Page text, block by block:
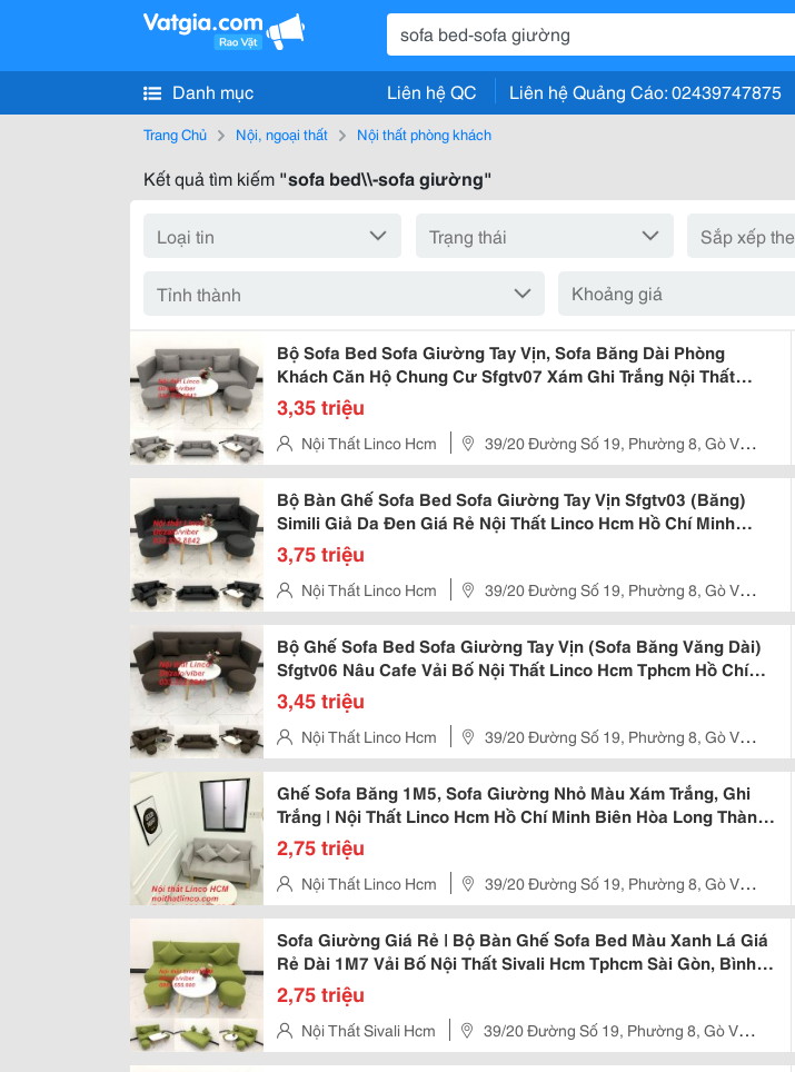
Danh mục Liên hệ QC Liên hệ Quảng Cáo: 02439747875
Trang Chủ Nội, ngoại thất Nội thất phòng khách
Kết quả tìm kiếm "sofa bed\\-sofa giường"
Khoảng giá
Bộ Sofa Bed Sofa Giường Tay Vịn, Sofa Băng Dài Phòng
Khách Căn Hộ Chung Cư Sfgtv07 Xám Ghi Trắng Nội Thất
Linco Hcm Tphcm Sài Gòn
3,35 triệu
Nội Thất Linco Hcm
39/20 Đường Số 19, Phường 8, Gò Vấp,
Hcm (Đối Diện Cổng Chính Mercedes Quang Trung)
Bộ Bàn Ghế Sofa Bed Sofa Giường Tay Vịn Sfgtv03 (Băng)
Simili Giả Da Đen Giá Rẻ Nội Thất Linco Hcm Hồ Chí Minh
Tphcm Sài Gòn Quận Tân Bình Tân Phú Nhuận 3 4 5 6 7 8 9
3,75 triệu
Nội Thất Linco Hcm
39/20 Đường Số 19, Phường 8, Gò Vấp,
Hcm (Đối Diện Cổng Chính Mercedes Quang Trung)
Bộ Ghế Sofa Bed Sofa Giường Tay Vịn (Sofa Băng Văng Dài)
Sfgtv06 Nâu Cafe Vải Bố Nội Thất Linco Hcm Tphcm Hồ Chí
Minh Quận Gò Vấp Phú Nhuận 7 6 5 4 3 2 1
3,45 triệu
Nội Thất Linco Hcm
39/20 Đường Số 19, Phường 8, Gò Vấp,
Hcm (Đối Diện Cổng Chính Mercedes Quang Trung)
Ghế Sofa Băng 1M5, Sofa Giường Nhỏ Màu Xám Trắng, Ghi
Trắng | Nội Thất Linco Hcm Hồ Chí Minh Biên Hòa Long Thành
Nhơn Trạch Đồng Nai
2,75 triệu
Nội Thất Linco Hcm
39/20 Đường Số 19, Phường 8, Gò Vấp,
Hcm (Đối Diện Cổng Chính Mercedes Quang Trung)
Sofa Giường Giá Rẻ | Bộ Bàn Ghế Sofa Bed Màu Xanh Lá Giá
Rẻ Dài 1M7 Vải Bố Nội Thất Sivali Hcm Tphcm Sài Gòn, Bình
Dương, Đồng Nai, Long An
2,75 triệu
Nội Thất Sivali Hcm
39/20 Đường Số 19, Phường 8, Gò Vấp,
Hcm (Đối Diện Cổng Chính Mercedes Quang Trung)